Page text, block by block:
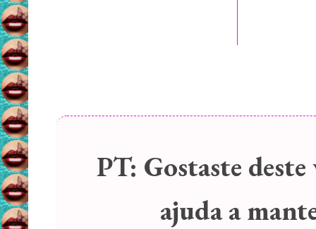
PT: Gostaste
ajuda a